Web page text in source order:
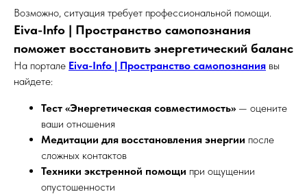
Возможно, ситуация требует профессиональной помощи.
Eiva-Info | Пространство самопознания
поможет восстановить энергетический баланс
На портале Eiva-Info | Пространство самопознания вы
найдете:
Тест «Энергетическая совместимость» — оцените
ваши отношения
Медитации для восстановления энергии после
сложных контактов
Техники экстренной помощи при ощущении
опустошенности